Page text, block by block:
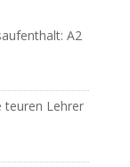
A2
teuren Lehrer